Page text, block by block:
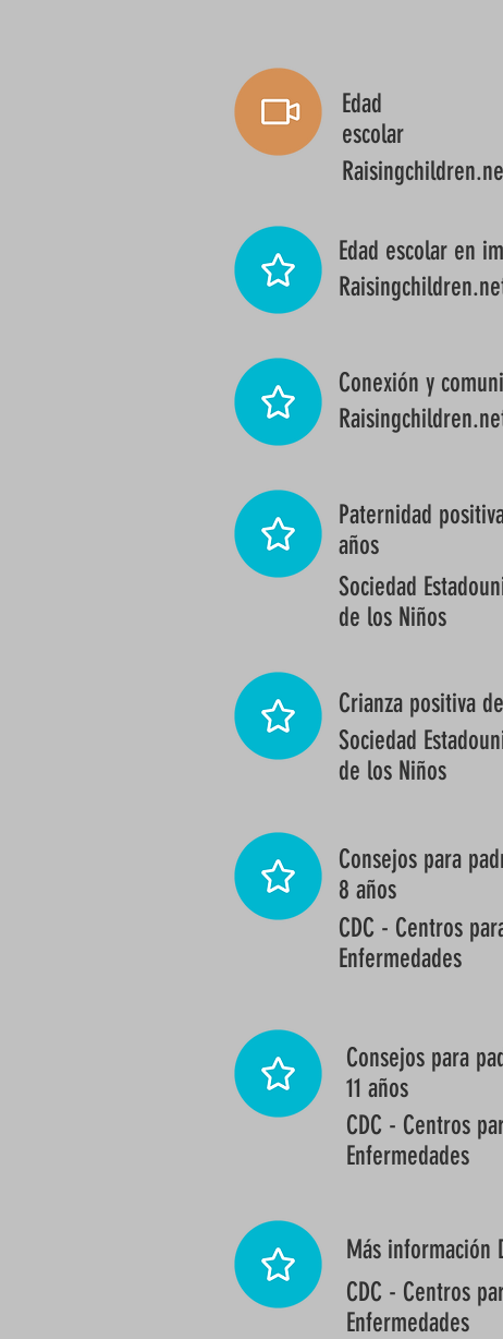
Edad
escolar
Edad escolar en
Conexión y
Paternidad
años
Sociedad
de los Niños
Crianza positiva
Sociedad
de los Niños
Consejos para
8 años
CDC - Centros
Enfermedades
Consejos para
11 años
CDC - Centros
Enfermedades
Más información
CDC - Centros
Enfermedades